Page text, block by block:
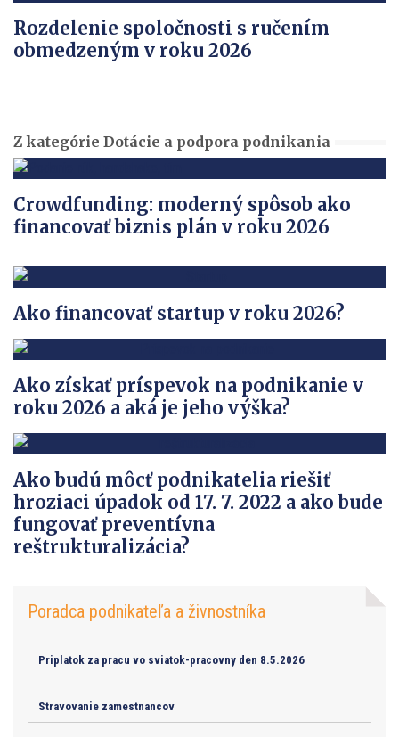
Rozdelenie spoločnosti s ručením
obmedzeným v roku 2026
Z kategórie Dotácie a podpora podnikania
Crowdfunding: moderný spôsob ako
financovať biznis plán v roku 2026
Ako financovať startup v roku 2026?
Ako získať príspevok na podnikanie v
roku 2026 a aká je jeho výška?
Ako budú môcť podnikatelia riešiť
hroziaci úpadok od 17. 7. 2022 a ako bude
fungovať preventívna
reštrukturalizácia?
Poradca podnikateľa a živnostníka
Priplatok za pracu vo sviatok-pracovny den 8.5.2026
Stravovanie zamestnancov